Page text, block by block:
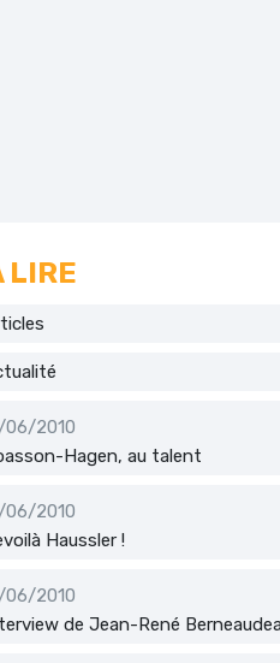
LIRE
06/2010
Hagen, au talent
06/2010
Haussler !
06/2010
de Jean-René